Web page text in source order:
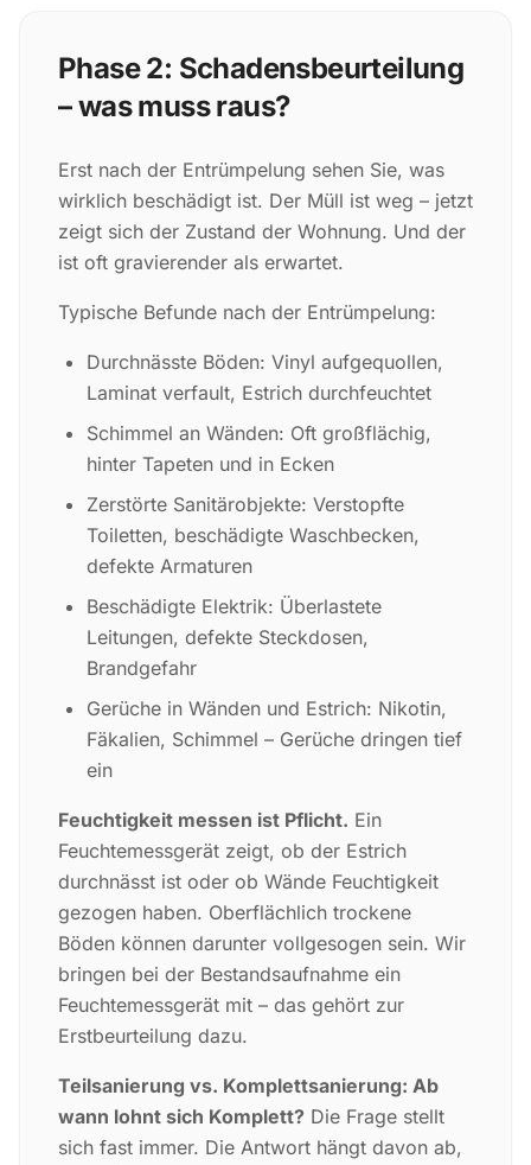
Phase 2: Schadensbeurteilung
– was muss raus?
Erst nach der Entrümpelung sehen Sie, was
wirklich beschädigt ist. Der Müll ist weg – jetzt
zeigt sich der Zustand der Wohnung. Und der
ist oft gravierender als erwartet.
Typische Befunde nach der Entrümpelung:
Durchnässte Böden: Vinyl aufgequollen,
Laminat verfault, Estrich durchfeuchtet
Schimmel an Wänden: Oft großflächig,
hinter Tapeten und in Ecken
Zerstörte Sanitärobjekte: Verstopfte
Toiletten, beschädigte Waschbecken,
defekte Armaturen
Beschädigte Elektrik: Überlastete
Leitungen, defekte Steckdosen,
Brandgefahr
Gerüche in Wänden und Estrich: Nikotin,
Fäkalien, Schimmel – Gerüche dringen tief
ein
Feuchtigkeit messen ist Pflicht. Ein
Feuchtemessgerät zeigt, ob der Estrich
durchnässt ist oder ob Wände Feuchtigkeit
gezogen haben. Oberflächlich trockene
Böden können darunter vollgesogen sein. Wir
bringen bei der Bestandsaufnahme ein
Feuchtemessgerät mit – das gehört zur
Erstbeurteilung dazu.
Teilsanierung vs. Komplettsanierung: Ab
wann lohnt sich Komplett? Die Frage stellt
sich fast immer. Die Antwort hängt davon ab,